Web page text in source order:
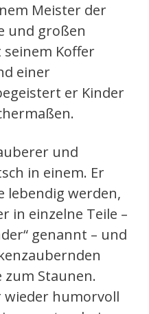
Meister der
und großen
Koffer
einer
er Kinder
und
in einem. Er
lebendig werden,
in einzelne Teile –
genannt – und
zum Staunen.
wieder humorvoll